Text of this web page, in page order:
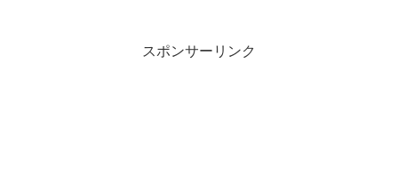
スポンサーリンク